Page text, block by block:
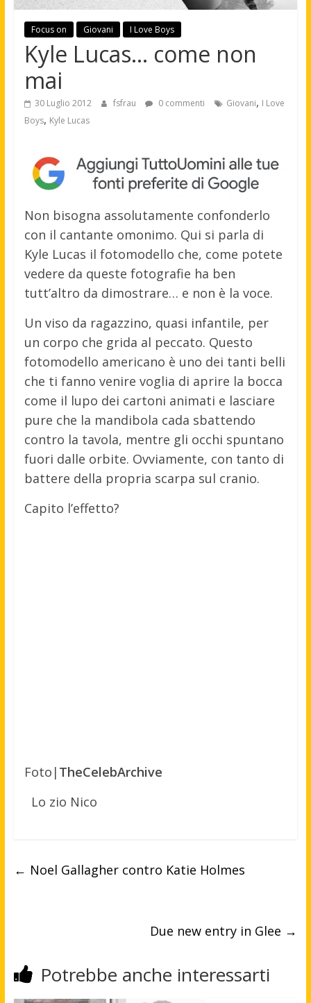
Focus on Giovani I Love Boys
Kyle Lucas… come non
mai
30 Luglio 2012 fsfrau 0 commenti Giovani, I Love
Boys, Kyle Lucas
Non bisogna assolutamente confonderlo
con il cantante omonimo. Qui si parla di
Kyle Lucas il fotomodello che, come potete
vedere da queste fotografie ha ben
tutt’altro da dimostrare… e non è la voce.
Un viso da ragazzino, quasi infantile, per
un corpo che grida al peccato. Questo
fotomodello americano è uno dei tanti belli
che ti fanno venire voglia di aprire la bocca
come il lupo dei cartoni animati e lasciare
pure che la mandibola cada sbattendo
contro la tavola, mentre gli occhi spuntano
fuori dalle orbite. Ovviamente, con tanto di
battere della propria scarpa sul cranio.
Capito l’effetto?
Foto| TheCelebArchive
Lo zio Nico
← Noel Gallagher contro Katie Holmes
Due new entry in Glee →
Potrebbe anche interessarti